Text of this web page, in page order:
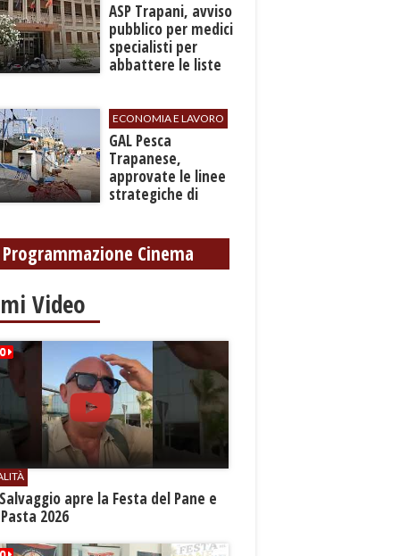
ASP Trapani, avviso
pubblico per medici
specialisti per
abbattere le liste
ECONOMIA E LAVORO
GAL Pesca
Trapanese,
approvate le linee
strategiche di
settembre
Programmazione Cinema
Video
apre la Festa del Pane e
2026